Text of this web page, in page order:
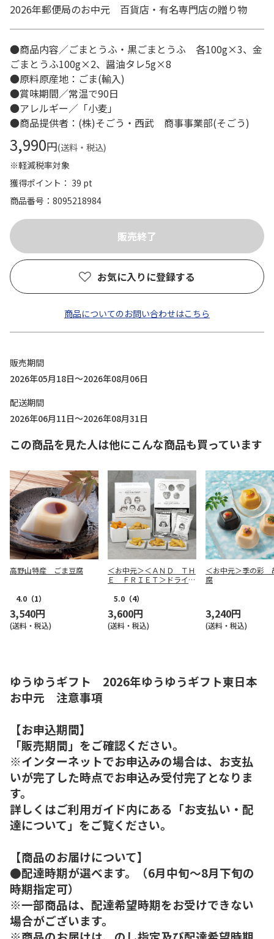
2026年郵便局のお中元 百貨店・有名専門店の贈り物
●商品内容／ごまとうふ・黒ごまとうふ 各100g×3、金
ごまとうふ100g×2、醤油タレ5g×8
●原料原産地：ごま(輸入)
●賞味期間／常温で90日
●アレルギー／「小麦」
●商品提供者：(株)そごう・西武 商事事業部(そごう)
3,990円(送料・税込)
※軽減税率対象
獲得ポイント： 39 pt
商品番号
8095218984
お気に入りに登録する
商品についてのお問い合わせはこちら
販売期間
2026年05月18日～2026年08月06日
配送期間
2026年06月11日～2026年08月31日
この商品を見た人は他にこんな商品も買っています
高野山特産 ごま豆腐
4.0 （1）
3,540円
(送料・税込)
＜お中元＞＜ＡＮＤ ＴＨ
Ｅ ＦＲＩＥＴ＞ドライフ
5.0 （4）
3,600円
(送料・税込)
＜お中元＞季の彩
腐
3,240円
(送料・税込)
ゆうゆうギフト 2026年ゆうゆうギフト東日本
お中元 注意事項
【お申込期間】
「販売期間」をご確認ください。
※インターネットでお申込みの場合は、お支払
いが完了した時点でお申込み受付完了となりま
す。
詳しくはご利用ガイド内にある「お支払い・配
達について」をご覧ください。
【商品のお届けについて】
●配達時期が選べます。（6月中旬～8月下旬の
時期指定可）
※一部商品は、配達希望時期をお受けできない
場合がございます。